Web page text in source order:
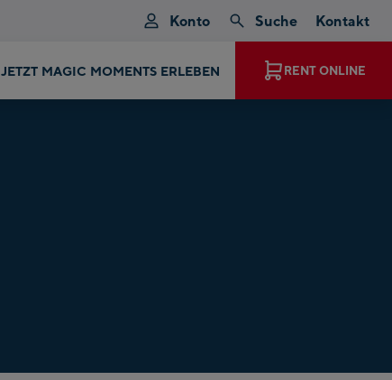
Konto Suche Kontakt
JETZT MAGIC MOMENTS ERLEBEN RENT ONLINE